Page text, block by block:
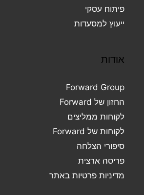
פיתוח עסקי
ייעוץ למסעדות
אודות
Forward Group
החזון של Forward
לקוחות ממליצים
לקוחות של Forward
סיפורי הצלחה
פריסה ארצית
מדיניות פרטיות באתר